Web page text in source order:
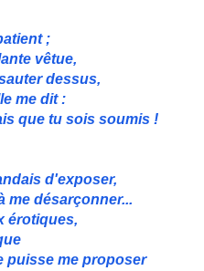
;
vêtue,
dessus,
me dit :
que tu sois soumis !
d'exposer,
me désarçonner...
érotiques,
puisse me proposer